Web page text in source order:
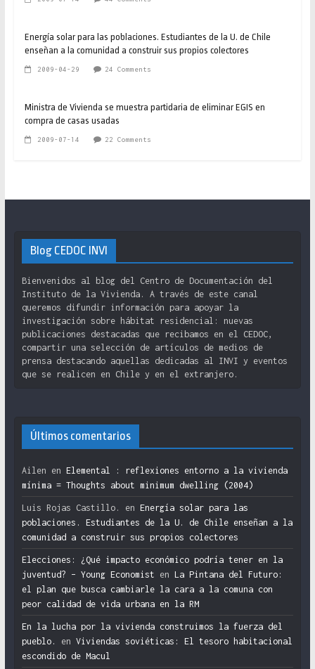
Energía solar para las poblaciones. Estudiantes de la U. de Chile
enseñan a la comunidad a construir sus propios colectores
2009-04-29 24 Comments
Ministra de Vivienda se muestra partidaria de eliminar EGIS en
compra de casas usadas
2009-07-14 22 Comments
Blog CEDOC INVI
Bienvenidos al blog del Centro de Documentación del
Instituto de la Vivienda. A través de este canal
queremos difundir información para apoyar la
investigación sobre hábitat residencial: nuevas
publicaciones destacadas que recibamos en el CEDOC,
compartir una selección de artículos de medios de
prensa destacando aquellas dedicadas al INVI y eventos
que se realicen en Chile y en el extranjero.
Últimos comentarios
Ailen en Elemental : reflexiones entorno a la vivienda
mínima = Thoughts about minimum dwelling (2004)
Luis Rojas Castillo. en Energía solar para las
poblaciones. Estudiantes de la U. de Chile enseñan a la
comunidad a construir sus propios colectores
Elecciones: ¿Qué impacto económico podría tener en la
juventud? – Young Economist en La Pintana del Futuro:
el plan que busca cambiarle la cara a la comuna con
peor calidad de vida urbana en la RM
En la lucha por la vivienda construimos la fuerza del
pueblo.
en Viviendas soviéticas: El tesoro habitacional
escondido de Macul